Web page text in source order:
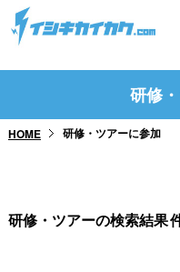
トップページ
研修・ツアーに参加
研修
HOME 研修・ツアーに参加
研修・ツアーの検索結果